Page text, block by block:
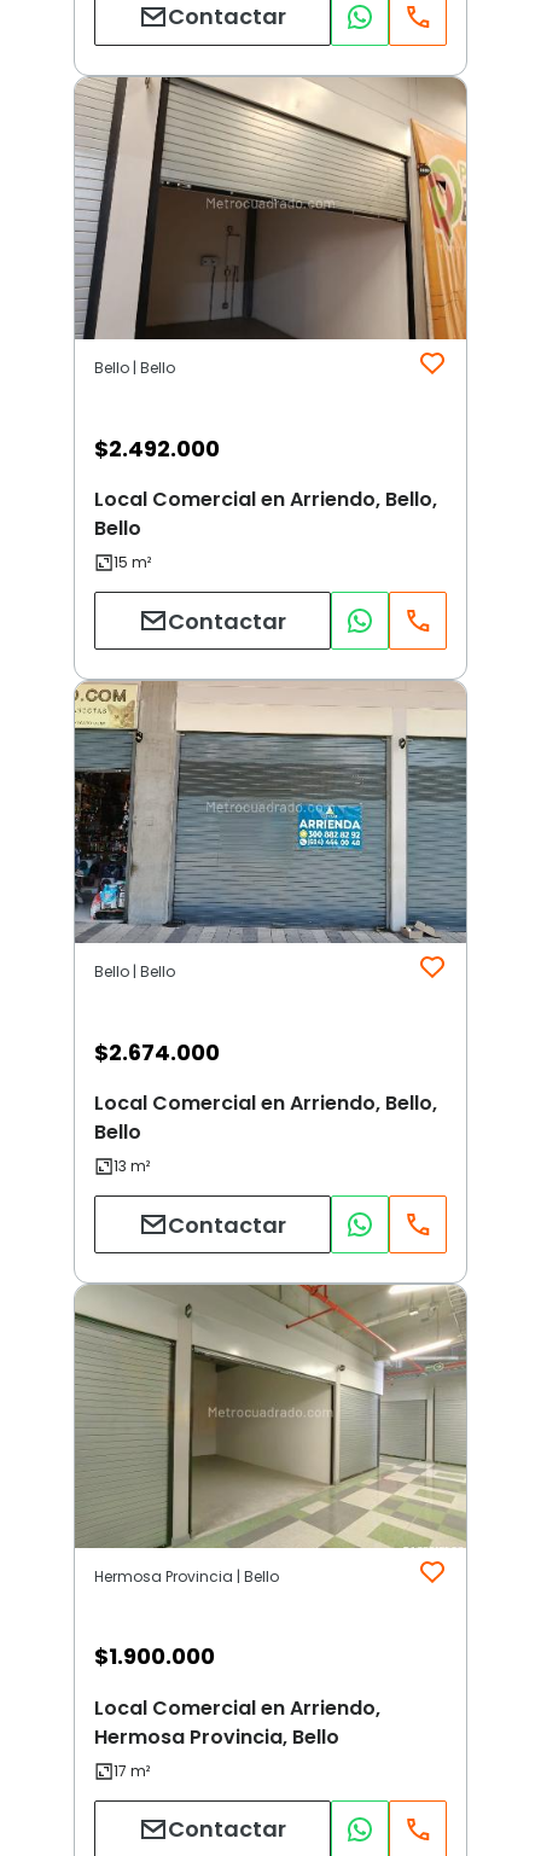
Contactar
Bello | Bello
$2.492.000
Local Comercial en Arriendo, Bello,
Bello
Contactar
Bello | Bello
$2.674.000
Local Comercial en Arriendo, Bello,
Bello
Contactar
Hermosa Provincia | Bello
$1.900.000
Local Comercial en Arriendo,
Hermosa Provincia, Bello
Contactar